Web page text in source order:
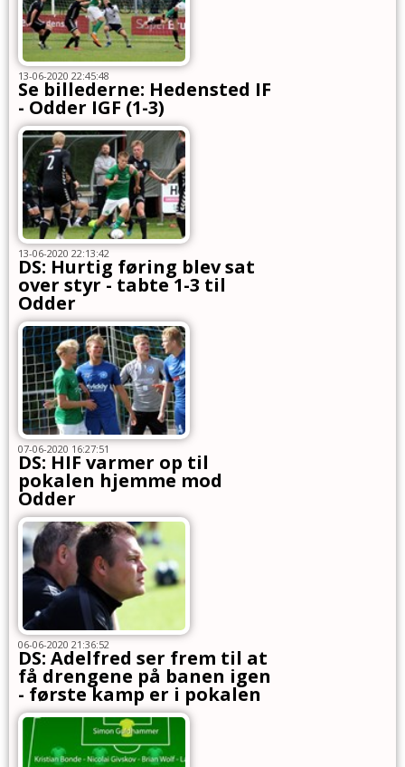
13-06-2020 22:45:48
Se billederne: Hedensted IF
- Odder IGF (1-3)
13-06-2020 22:13:42
DS: Hurtig føring blev sat
over styr - tabte 1-3 til
Odder
07-06-2020 16:27:51
DS: HIF varmer op til
pokalen hjemme mod
Odder
06-06-2020 21:36:52
DS: Adelfred ser frem til at
få drengene på banen igen
- første kamp er i pokalen